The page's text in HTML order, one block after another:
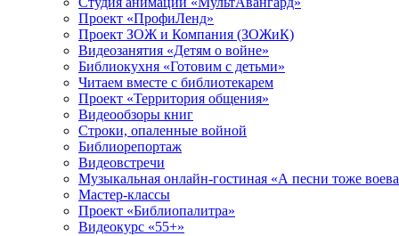
Проект «ПрофиЛенд»
Проект ЗОЖ и Компания (ЗОЖиК)
Видеозанятия «Детям о войне»
Библиокухня «Готовим с детьми»
Читаем вместе с библиотекарем
Проект «Территория общения»
Видеообзоры книг
Строки, опаленные войной
Библиорепортаж
Видеовстречи
Музыкальная онлайн-гостиная «А песни тоже
Мастер-классы
Проект «Библиопалитра»
Видеокурс «55+»